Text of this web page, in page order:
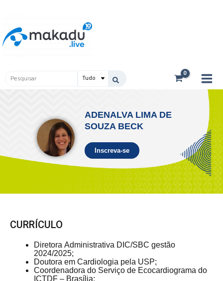
conteúdo
Pesquisar
ADENALVA LIMA DE
SOUZA BECK
Inscreva-se
CURRÍCULO
Diretora Administrativa DIC/SBC gestão
2024/2025;
Doutora em Cardiologia pela USP;
Coordenadora do Serviço de Ecocardiograma do
ICTDF – Brasília;